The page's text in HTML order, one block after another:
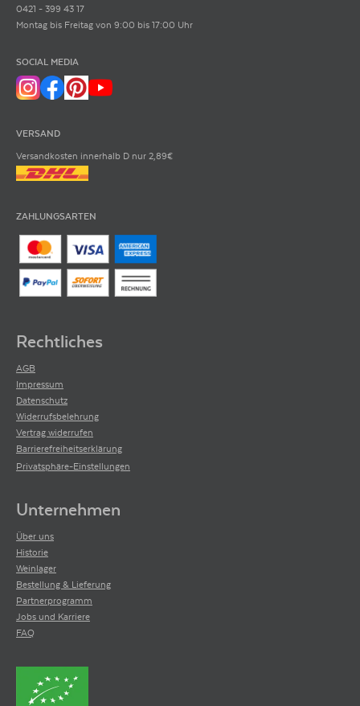
0421 - 399 43 17
Montag bis Freitag von 9:00 bis 17:00 Uhr
SOCIAL MEDIA
VERSAND
Versandkosten innerhalb D nur 2,89€
ZAHLUNGSARTEN
Rechtliches
AGB
Impressum
Datenschutz
Widerrufsbelehrung
Vertrag widerrufen
Barrierefreiheitserklärung
Privatsphäre-Einstellungen
Unternehmen
Über uns
Historie
Weinlager
Bestellung & Lieferung
Partnerprogramm
Jobs und Karriere
FAQ